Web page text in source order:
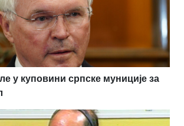
у куповини српске муниције за